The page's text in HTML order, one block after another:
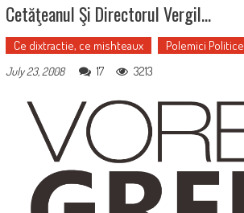
Cetăţeanul Şi Directorul Vergil…
Ce dixtractie, ce mishteaux Polemici Politice
July 23, 2008
17 3213